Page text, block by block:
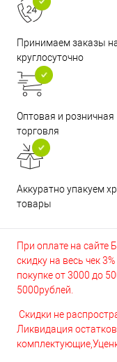
Принимаем заказы
круглосуточно
Оптовая и розничная
торговля
Аккуратно упакуем
товары
При оплате на сайте
скидку на весь чек
покупке от 3000 до
5000рублей.
Скидки не
Ликвидация